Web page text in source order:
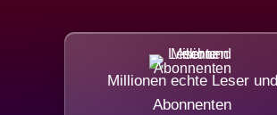
Millionen echte Leser und
Abonnenten